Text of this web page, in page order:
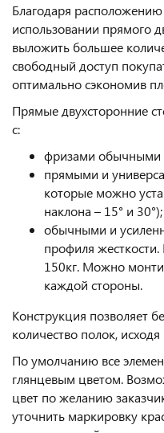
Благодаря
использовании прямого
выложить большее
свободный доступ
оптимально сэкономив
Прямые двухсторонние
с:
фризами обычными
прямыми и
которые можно
наклона – 15° и 30°);
обычными и
профиля
150кг. Можно
каждой стороны.
Конструкция позволяет
количество полок,
По умолчанию все
глянцевым цветом.
цвет по желанию
уточнить маркировку